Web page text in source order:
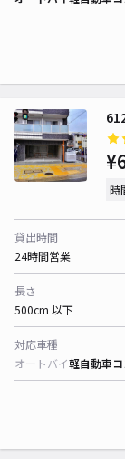
時
貸出時間
24時間営業
長さ
500cm 以下
対応車種
オートバイ軽自動車